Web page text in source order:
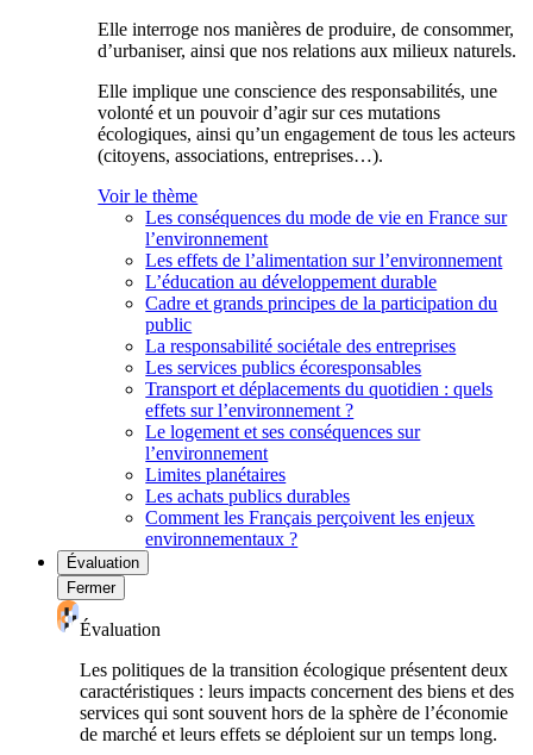
Elle interroge nos manières de produire, de consommer,
d’urbaniser, ainsi que nos relations aux milieux naturels.
Elle implique une conscience des responsabilités, une
volonté et un pouvoir d’agir sur ces mutations
écologiques, ainsi qu’un engagement de tous les acteurs
(citoyens, associations, entreprises…).
Voir le thème
Les conséquences du mode de vie en France sur
l’environnement
Les effets de l’alimentation sur l’environnement
L’éducation au développement durable
Cadre et grands principes de la participation du
public
La responsabilité sociétale des entreprises
Les services publics écoresponsables
Transport et déplacements du quotidien : quels
effets sur l’environnement ?
Le logement et ses conséquences sur
l’environnement
Limites planétaires
Les achats publics durables
Comment les Français perçoivent les enjeux
environnementaux ?
Évaluation
Fermer
Évaluation
Les politiques de la transition écologique présentent deux
caractéristiques : leurs impacts concernent des biens et des
services qui sont souvent hors de la sphère de l’économie
de marché et leurs effets se déploient sur un temps long.